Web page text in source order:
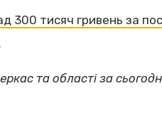
300 тисяч гривень за
та області за